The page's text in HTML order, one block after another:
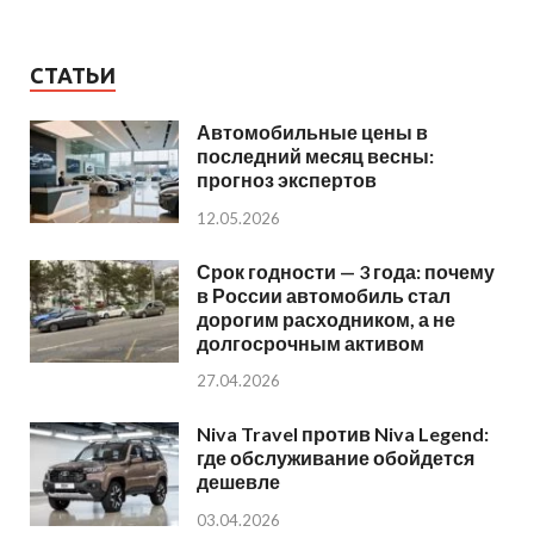
СТАТЬИ
Автомобильные цены в
последний месяц весны:
прогноз экспертов
12.05.2026
Срок годности — 3 года: почему
в России автомобиль стал
дорогим расходником, а не
долгосрочным активом
27.04.2026
Niva Travel против Niva Legend:
где обслуживание обойдется
дешевле
03.04.2026